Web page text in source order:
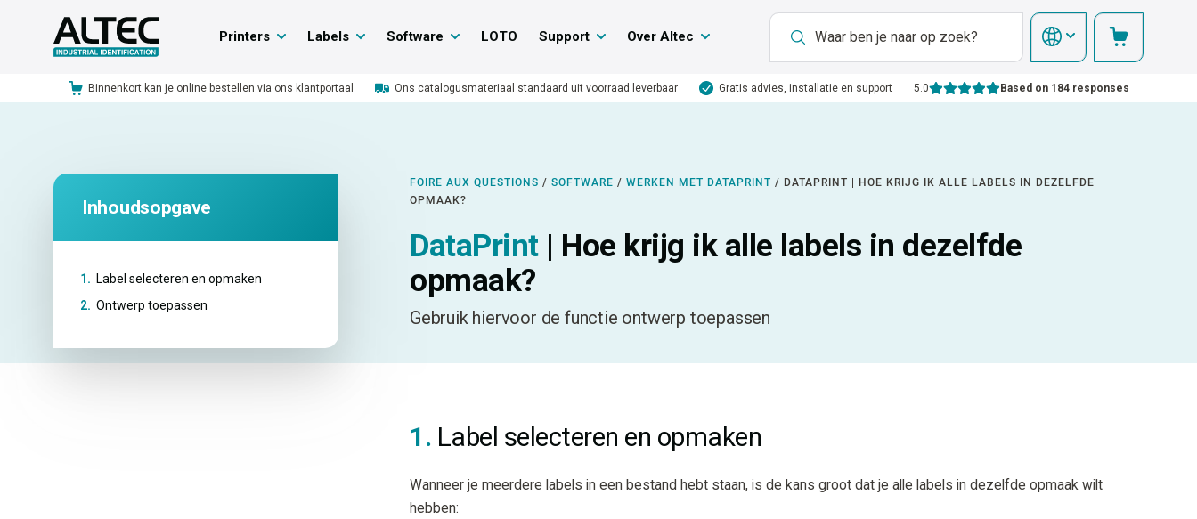
Printers Labels Software LOTO Support Over Altec
Binnenkort kan je online bestellen via ons klantportaal Ons catalogusmateriaal standaard uit voorraad leverbaar Gratis advies, installatie en support 5.0 Based on 184 responses
Inhoudsopgave
1. Label selecteren en opmaken
2. Ontwerp toepassen
FOIRE AUX QUESTIONS / SOFTWARE / WERKEN MET DATAPRINT / DATAPRINT | HOE KRIJG IK ALLE LABELS IN DEZELFDE
OPMAAK?
DataPrint| Hoe krijg ik alle labels in dezelfde
opmaak?
Gebruik hiervoor de functie ontwerp toepassen
1. Label selecteren en opmaken
Wanneer je meerdere labels in een bestand hebt staan, is de kans groot dat je alle labels in dezelfde opmaak wilt
hebben: